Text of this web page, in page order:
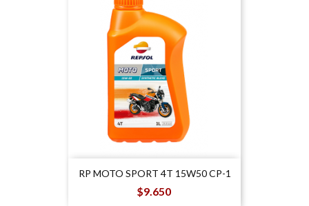
RP MOTO SPORT 4T 15W50 CP-1
Precio
$9.650